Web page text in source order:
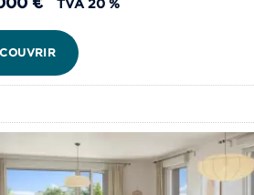
TVA 20 %